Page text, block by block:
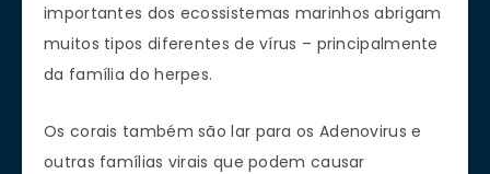
importantes dos ecossistemas marinhos abrigam
muitos tipos diferentes de vírus – principalmente
da família do herpes.
Os corais também são lar para os Adenovirus e
outras famílias virais que podem causar